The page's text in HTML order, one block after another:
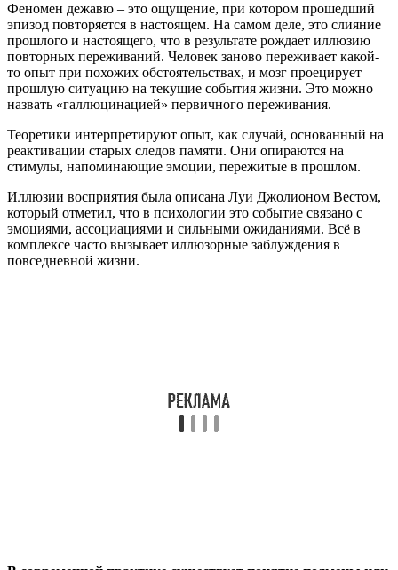
Феномен дежавю – это ощущение, при котором прошедший
эпизод повторяется в настоящем. На самом деле, это слияние
прошлого и настоящего, что в результате рождает иллюзию
повторных переживаний. Человек заново переживает какой-
то опыт при похожих обстоятельствах, и мозг проецирует
прошлую ситуацию на текущие события жизни. Это можно
назвать «галлюцинацией» первичного переживания.
Теоретики интерпретируют опыт, как случай, основанный на
реактивации старых следов памяти. Они опираются на
стимулы, напоминающие эмоции, пережитые в прошлом.
Иллюзии восприятия была описана Луи Джолионом Вестом,
который отметил, что в психологии это событие связано с
эмоциями, ассоциациями и сильными ожиданиями. Всё в
комплексе часто вызывает иллюзорные заблуждения в
повседневной жизни.